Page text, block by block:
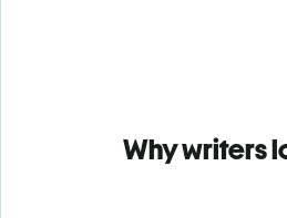
Why writers